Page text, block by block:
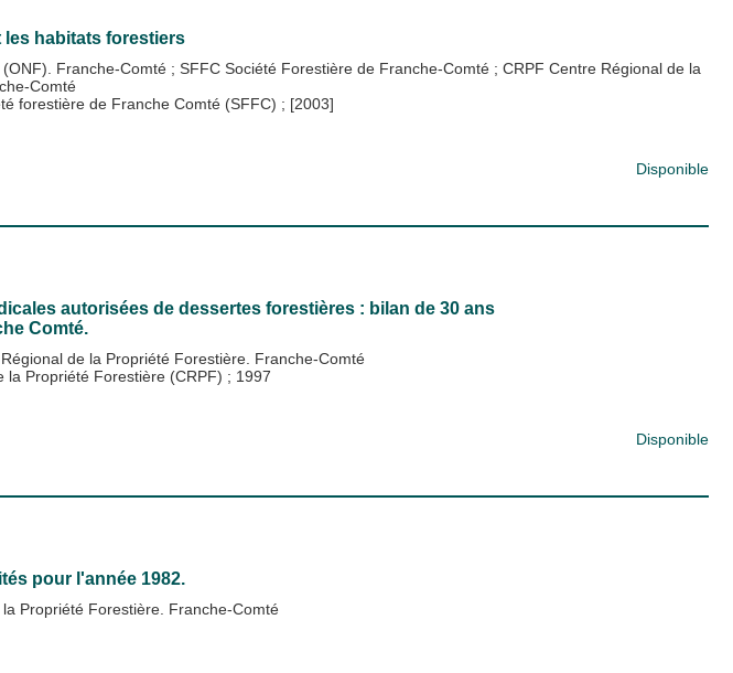
les habitats forestiers
Franche-Comté ; SFFC Société Forestière de Franche-Comté ; CRPF Centre Régional de la
Comté
forestière de Franche Comté (SFFC) ; [2003]
Disponible
autorisées de dessertes forestières : bilan de 30 ans
Comté.
de la Propriété Forestière. Franche-Comté
la Propriété Forestière (CRPF) ; 1997
Disponible
pour l'année 1982.
Propriété Forestière. Franche-Comté